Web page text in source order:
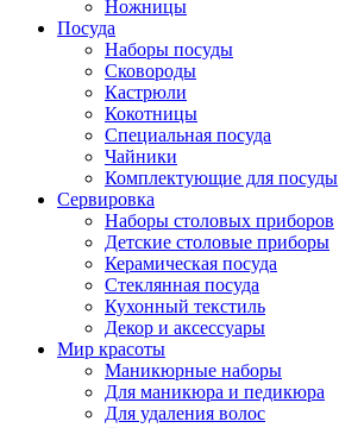
Ножницы
Посуда
Наборы посуды
Сковороды
Кастрюли
Кокотницы
Специальная посуда
Чайники
Комплектующие для посуды
Сервировка
Наборы столовых приборов
Детские столовые приборы
Керамическая посуда
Стеклянная посуда
Кухонный текстиль
Декор и аксессуары
Мир красоты
Маникюрные наборы
Для маникюра и педикюра
Для удаления волос